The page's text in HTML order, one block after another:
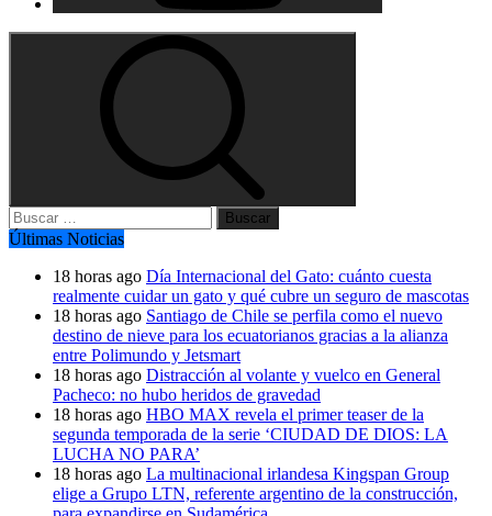
Buscar:
Últimas Noticias
18 horas ago Día Internacional del Gato: cuánto cuesta
realmente cuidar un gato y qué cubre un seguro de mascotas
18 horas ago Santiago de Chile se perfila como el nuevo
destino de nieve para los ecuatorianos gracias a la alianza
entre Polimundo y Jetsmart
18 horas ago Distracción al volante y vuelco en General
Pacheco: no hubo heridos de gravedad
18 horas ago HBO MAX revela el primer teaser de la
segunda temporada de la serie ‘CIUDAD DE DIOS: LA
LUCHA NO PARA’
18 horas ago La multinacional irlandesa Kingspan Group
elige a Grupo LTN, referente argentino de la construcción,